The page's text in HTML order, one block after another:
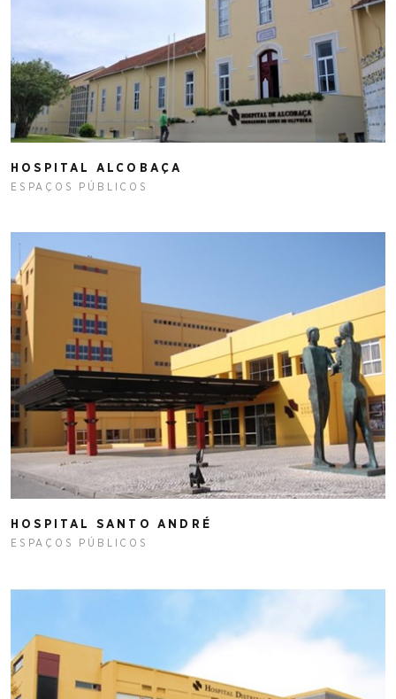
HOSPITAL ALCOBAÇA
ESPAÇOS PÚBLICOS
HOSPITAL SANTO ANDRÉ
ESPAÇOS PÚBLICOS